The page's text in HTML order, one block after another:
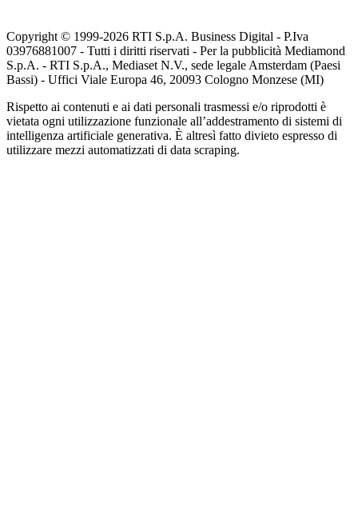
Copyright © 1999-2026 RTI S.p.A. Business Digital - P.Iva
03976881007 - Tutti i diritti riservati - Per la pubblicità Mediamond
S.p.A. - RTI S.p.A., Mediaset N.V., sede legale Amsterdam (Paesi
Bassi) - Uffici Viale Europa 46, 20093 Cologno Monzese (MI)
Rispetto ai contenuti e ai dati personali trasmessi e/o riprodotti è
vietata ogni utilizzazione funzionale all’addestramento di sistemi di
intelligenza artificiale generativa. È altresì fatto divieto espresso di
utilizzare mezzi automatizzati di data scraping.